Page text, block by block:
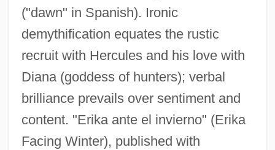
("dawn" in Spanish). Ironic
demythification equates the rustic
recruit with Hercules and his love with
Diana (goddess of hunters); verbal
brilliance prevails over sentiment and
content. "Erika ante el invierno" (Erika
Facing Winter), published with